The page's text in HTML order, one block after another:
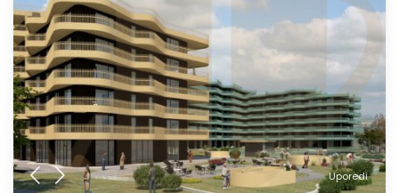
Uporedi